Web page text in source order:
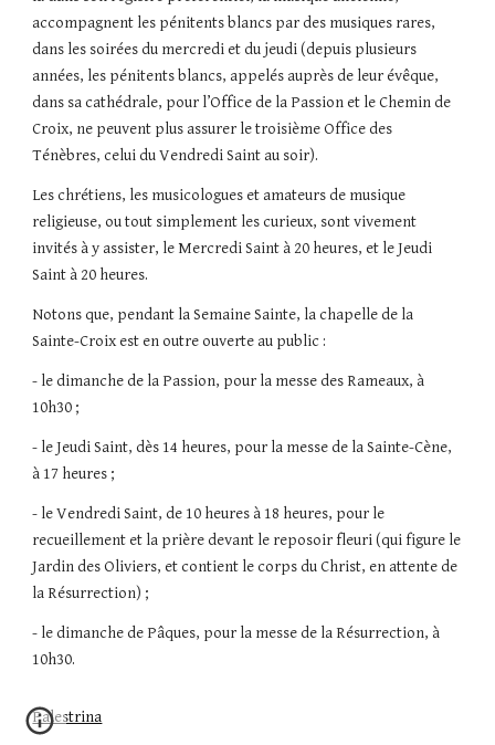
accompagnent les pénitents blancs par des musiques rares,
dans les soirées du mercredi et du jeudi (depuis plusieurs
années, les pénitents blancs, appelés auprès de leur évêque,
dans sa cathédrale, pour l’Office de la Passion et le Chemin de
Croix, ne peuvent plus assurer le troisième Office des
Ténèbres, celui du Vendredi Saint au soir).
Les chrétiens, les musicologues et amateurs de musique
religieuse, ou tout simplement les curieux, sont vivement
invités à y assister, le Mercredi Saint à 20 heures, et le Jeudi
Saint à 20 heures.
Notons que, pendant la Semaine Sainte, la chapelle de la
Sainte-Croix est en outre ouverte au public :
- le dimanche de la Passion, pour la messe des Rameaux, à
10h30 ;
- le Jeudi Saint, dès 14 heures, pour la messe de la Sainte-Cène,
à 17 heures ;
- le Vendredi Saint, de 10 heures à 18 heures, pour le
recueillement et la prière devant le reposoir fleuri (qui figure le
Jardin des Oliviers, et contient le corps du Christ, en attente de
la Résurrection) ;
- le dimanche de Pâques, pour la messe de la Résurrection, à
10h30.
Palestrina